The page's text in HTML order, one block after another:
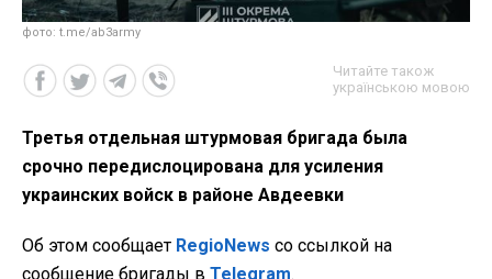
фото: t.me/ab3army
Читайте також
українською мовою
Третья отдельная штурмовая бригада была
срочно передислоцирована для усиления
украинских войск в районе Авдеевки
Об этом сообщает RegioNews со ссылкой на
сообщение бригады в Telegram.